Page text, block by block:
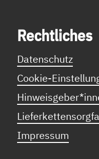
Recht­li­ches
Datenschutz
Cookie-
Impressum